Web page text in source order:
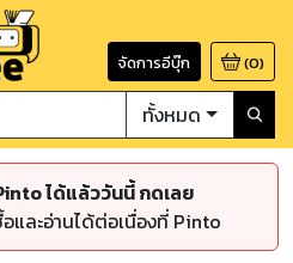
จัดการอีบุ๊ก (0)
ทั้งหมด
ได้แล้ววันนี้ กดเลย
และอ่านได้ต่อเนื่องที่ Pinto